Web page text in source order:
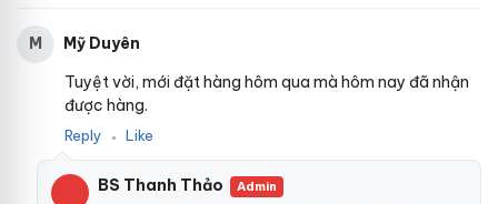
M
Mỹ Duyên
Tuyệt vời, mới đặt hàng hôm qua mà hôm nay đã nhận
được hàng.
Reply ● Like
BS Thanh Thảo Admin